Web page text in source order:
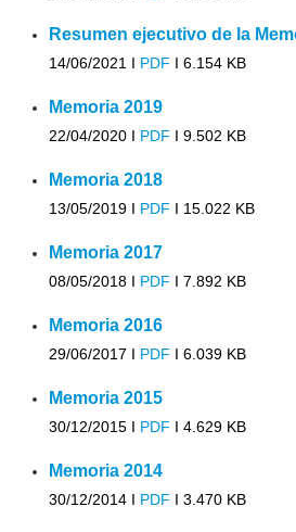
Resumen ejecutivo de la
14/06/2021 I PDF I 6.154 KB
Memoria 2019
22/04/2020 I PDF I 9.502 KB
Memoria 2018
13/05/2019 I PDF I 15.022 KB
Memoria 2017
08/05/2018 I PDF I 7.892 KB
Memoria 2016
29/06/2017 I PDF I 6.039 KB
Memoria 2015
30/12/2015 I PDF I 4.629 KB
Memoria 2014
30/12/2014 I PDF I 3.470 KB